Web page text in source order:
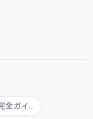
ガイ...